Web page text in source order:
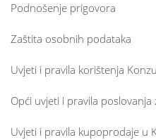
Podnošenje prigovora
Zaštita osobnih podataka
Uvjeti i pravila korištenja
Opći uvjeti i pravila
Uvjeti i pravila kupoprodaje u